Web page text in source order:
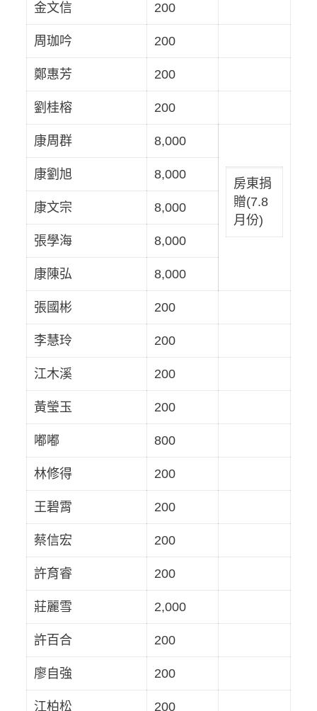
金文信 200
周珈吟 200
鄭惠芳 200
劉桂榕 200
康周群 8,000
房東捐
贈(7.8
月份)
康劉旭 8,000
康文宗 8,000
張學海 8,000
康陳弘 8,000
張國彬 200
李慧玲 200
江木溪 200
黃瑩玉 200
嘟嘟 800
林修得 200
王碧霄 200
蔡信宏 200
許育睿 200
莊麗雪 2,000
許百合 200
廖自強 200
江柏松 200